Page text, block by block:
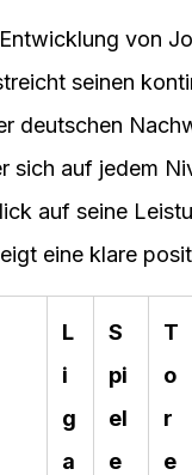
von
seinen
deutschen
sich auf jedem
auf seine
eine klare
L
i
g
a
S
pi
el
e
T
o
r
e